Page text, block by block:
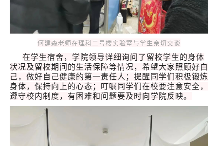
何建森老师在理科二号楼实验室与学生亲切交谈
在学生宿舍，学院领导详细询问了留校学生的身体
状况及留校期间的生活保障等情况，希望大家照顾好自
己，做好自己健康的第一责任人；提醒同学们积极锻炼
身体，保持向上的心态；叮嘱同学们在校要注意安全，
遵守校内制度，有困难和问题要及时向学院反映。